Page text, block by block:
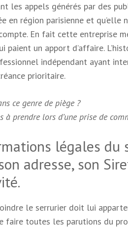
les appels générés par des
en région parisienne et
En fait cette entreprise
paient un apport d’affaire.
indépendant ayant
prioritaire.
ce genre de piège ?
à prendre lors d’une prise de
légales du
adresse, son
le serrurier doit lui
faire toutes les parutions du